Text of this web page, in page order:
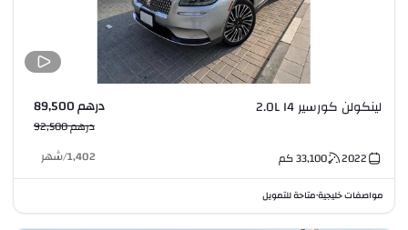
لينكولن كورسير 2.0L I4 درهم 89,500
درهم 92,500
2022
33,100كم 1,402
/شهر
مواصفات خليجية•متاحة للتمويل